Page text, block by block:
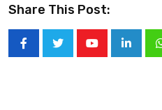
Share This Post: